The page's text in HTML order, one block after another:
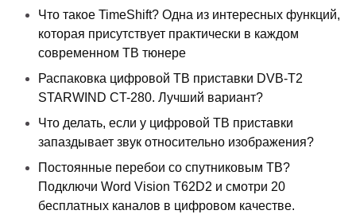
Что такое TimeShift? Одна из интересных функций,
которая присутствует практически в каждом
современном ТВ тюнере
Распаковка цифровой ТВ приставки DVB-T2
STARWIND CT-280. Лучший вариант?
Что делать, если у цифровой ТВ приставки
запаздывает звук относительно изображения?
Постоянные перебои со спутниковым ТВ?
Подключи Word Vision T62D2 и смотри 20
бесплатных каналов в цифровом качестве.